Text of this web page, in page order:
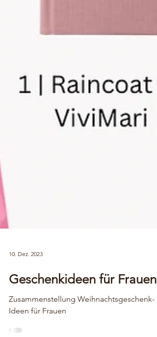
Geschenkideen für Frauen
Zusammenstellung Weihnachtsgeschenk-